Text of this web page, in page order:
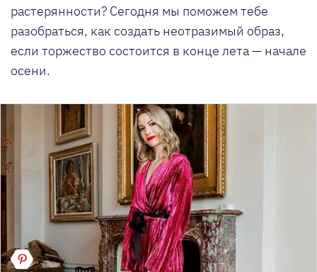
растерянности? Сегодня мы поможем тебе
разобраться, как создать неотразимый образ,
если торжество состоится в конце лета — начале
осени.